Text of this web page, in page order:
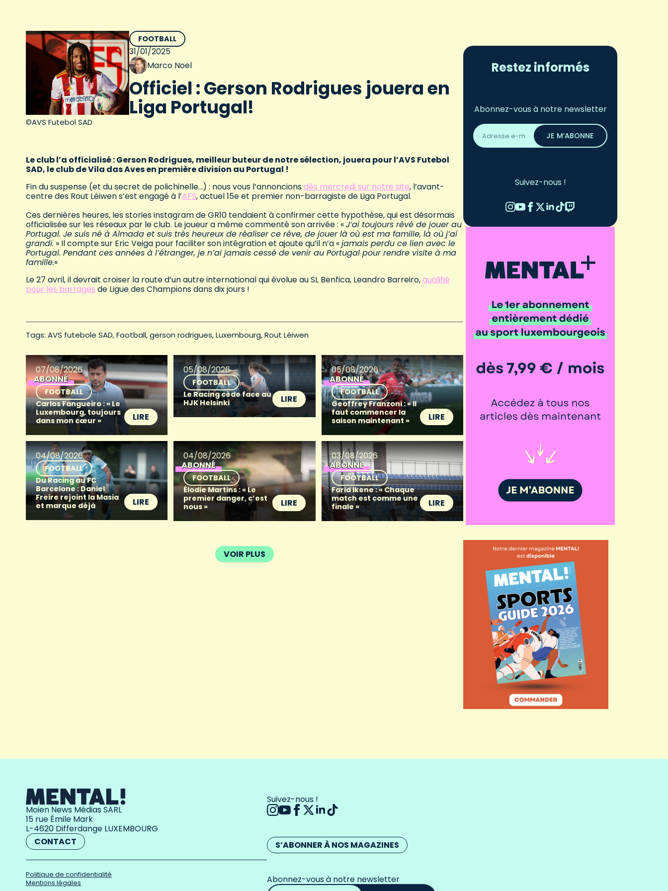
©AVS Futebol SAD
FOOTBALL
31/01/2025
Marco Noel
Officiel : Gerson Rodrigues jouera en
Liga Portugal!
Le club l’a officialisé : Gerson Rodrigues, meilleur buteur de notre sélection, jouera pour l’AVS Futebol
SAD, le club de Vila das Aves en première division au Portugal !
Fin du suspense (et du secret de polichinelle…) : nous vous l’annoncionsdès mercredi sur notre site, l’avant-
centre des Rout Léiwen s’est engagé à l’AFS, actuel 15e et premier non-barragiste de Liga Portugal.
Ces dernières heures, les stories instagram de GR10 tendaient à confirmer cette hypothèse, qui est désormais
officialisée sur les réseaux par le club. Le joueur a même commenté son arrivée : «J’ai toujours rêvé de jouer au
Portugal. Je suis né à Almada et suis très heureux de réaliser ce rêve, de jouer là où est ma famille, là où j’ai
grandi. » Il compte sur Eric Veiga pour faciliter son intégration et ajoute qu’il n’a «jamais perdu ce lien avec le
Portugal. Pendant ces années à l’étranger, je n’ai jamais cessé de venir au Portugal pour rendre visite à ma
famille.«
Le 27 avril, il devrait croiser la route d’un autre international qui évolue au SL Benfica, Leandro Barreiro,qualifié
pour les barrages de Ligue des Champions dans dix jours !
Tags: AVS futebole SAD Football gerson rodrigues Luxembourg Rout Léiwen
07/08/2026
ABONNÉ
FOOTBALL
Carlos Fangueiro : « Le
Luxembourg, toujours
dans mon cœur »
LIRE
05/08/2026
FOOTBALL
Le Racing cède face au
HJK Helsinki
LIRE
05/08/2026
ABONNÉ
FOOTBALL
Geoffrey Franzoni : « Il
faut commencer la
saison maintenant »
LIRE
04/08/2026
FOOTBALL
Du Racing au FC
Barcelone : Daniel
Freire rejoint la Masia
et marque déjà
LIRE
04/08/2026
ABONNÉ
FOOTBALL
Élodie Martins : « Le
premier danger, c’est
nous »
LIRE
03/08/2026
ABONNÉ
FOOTBALL
Farid Ikene : « Chaque
match est comme une
finale »
LIRE
VOIR PLUS
Restez informés
Abonnez-vous à notre newsletter
Adresse
email
*
JE M’ABONNE
Suivez-nous !
Moien News Médias SARL
15 rue Émile Mark
L-4620 Differdange LUXEMBOURG
CONTACT
Politique de confidentialité
Mentions légales
Suivez-nous !
S’ABONNER À NOS MAGAZINES
Abonnez-vous à notre newsletter
Adresse